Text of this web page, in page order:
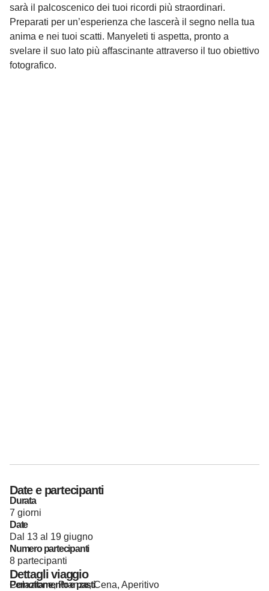
sarà il palcoscenico dei tuoi ricordi più straordinari.
Preparati per un’esperienza che lascerà il segno nella tua
anima e nei tuoi scatti. Manyeleti ti aspetta, pronto a
svelare il suo lato più affascinante attraverso il tuo obiettivo
fotografico.
Date e partecipanti
Durata
7 giorni
Date
Dal 13 al 19 giugno
Numero partecipanti
8 partecipanti
Dettagli viaggio
Pernottamento e pasti
Colazione, Pranzo, Cena, Aperitivo